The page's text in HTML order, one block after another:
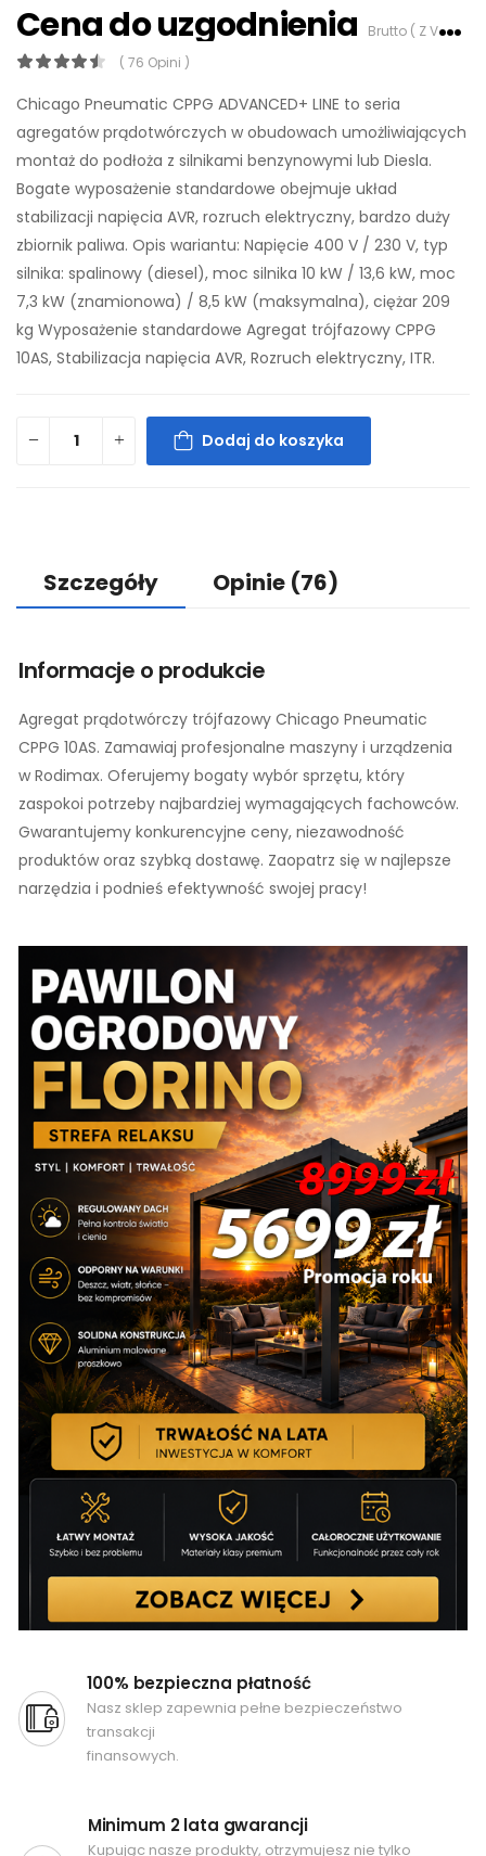
Cena do uzgodnienia Brutto ( Z VAT 23%)
( 76 Opini )
Chicago Pneumatic CPPG ADVANCED+ LINE to seria
agregatów prądotwórczych w obudowach umożliwiających
montaż do podłoża z silnikami benzynowymi lub Diesla.
Bogate wyposażenie standardowe obejmuje układ
stabilizacji napięcia AVR, rozruch elektryczny, bardzo duży
zbiornik paliwa. Opis wariantu: Napięcie 400 V / 230 V, typ
silnika: spalinowy (diesel), moc silnika 10 kW / 13,6 kW, moc
7,3 kW (znamionowa) / 8,5 kW (maksymalna), ciężar 209
kg Wyposażenie standardowe Agregat trójfazowy CPPG
10AS, Stabilizacja napięcia AVR, Rozruch elektryczny, ITR.
Dodaj do koszyka
Szczegóły Opinie (76)
Informacje o produkcie
Agregat prądotwórczy trójfazowy Chicago Pneumatic
CPPG 10AS. Zamawiaj profesjonalne maszyny i urządzenia
w Rodimax. Oferujemy bogaty wybór sprzętu, który
zaspokoi potrzeby najbardziej wymagających fachowców.
Gwarantujemy konkurencyjne ceny, niezawodność
produktów oraz szybką dostawę. Zaopatrz się w najlepsze
narzędzia i podnieś efektywność swojej pracy!
100% bezpieczna płatność
Nasz sklep zapewnia pełne bezpieczeństwo
transakcji
finansowych.
Minimum 2 lata gwarancji
Kupując nasze produkty, otrzymujesz nie tylko